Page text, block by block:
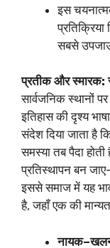
इस
सबसे
प्रतीक और स्मारक:
सार्वजनिक स्थानों
इतिहास की दृश्य
संदेश दिया जाता है
समस्या तब पैदा
प्रतिस्थापन बन
इससे समाज में यह
है, जहाँ एक की